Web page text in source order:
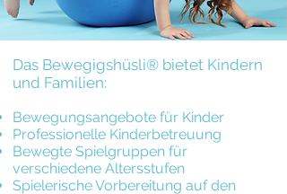
Das Bewegigshüsli® bietet Kindern
und Familien:
Bewegungsangebote für Kinder
Professionelle Kinderbetreuung
Bewegte Spielgruppen für
verschiedene Altersstufen
Spielerische Vorbereitung auf den